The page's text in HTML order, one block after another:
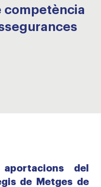
competència
del
de Metges de